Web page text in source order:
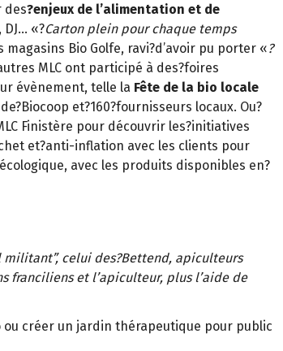
des?enjeux de l’alimentation et de
«?Carton plein pour chaque temps
Bio Golfe, ravi?d’avoir pu porter «?
MLC ont participé à des?foires
évènement, telle la Fête de la bio locale
et?160?fournisseurs locaux. Ou?
Finistère pour découvrir les?initiatives
et?anti-inflation avec les clients pour
avec les produits disponibles en?
militant”, celui des?Bettend, apiculteurs
franciliens et l’apiculteur, plus l’aide de
créer un jardin thérapeutique pour public